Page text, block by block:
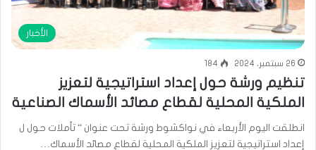
الأخبار
26 سبتمبر، 2024 184
تنظيم ورشة حول إعداد استراتيجية لتعزيز
الملكية المحلية لقطاع مصائد الأسماك الصناعية
انطلقت اليوم الأربعاء في نواكشوط ورشة تحت عنوان “ تأملات حول ل
إعداد استراتيجية لتعزيز الملكية المحلية لقطاع مصائد الأسماك…